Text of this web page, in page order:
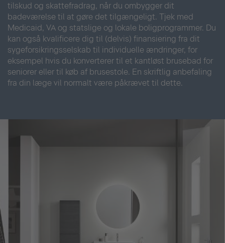
tilskud og skattefradrag, når du ombygger dit
badeværelse til at gøre det tilgængeligt. Tjek med
Medicaid, VA og statslige og lokale boligprogrammer. Du
kan også kvalificere dig til (delvis) finansiering fra dit
sygeforsikringsselskab til individuelle ændringer, for
eksempel hvis du konverterer til et kantløst brusebad for
seniorer eller til køb af brusestole. En skriftlig anbefaling
fra din læge vil normalt være påkrævet til dette.